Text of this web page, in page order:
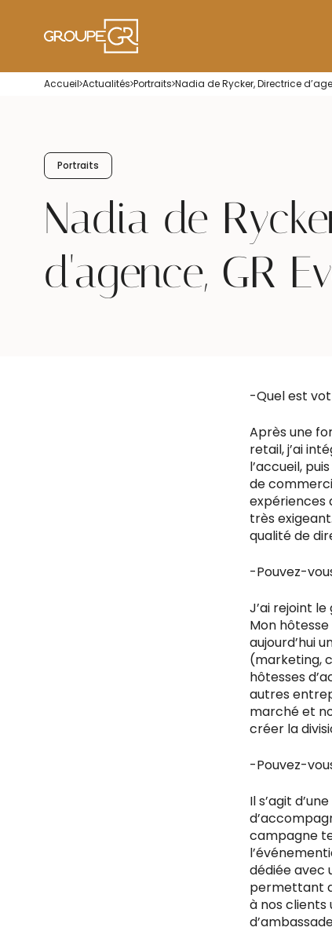
Accueil Actualités Portraits Nadia de Rycker, Directrice
Portraits
Nadia de
d'agence, GR
-Quel est
Après une
retail, j’ai
l’accueil,
de
expériences
très
qualité de
-Pouvez-
J’ai rejoint
Mon
aujourd’hui
(marketing,
hôtesses
autres
marché et
créer la
-Pouvez-
Il s’agit
campagne
dédiée avec
permettant
à nos clients